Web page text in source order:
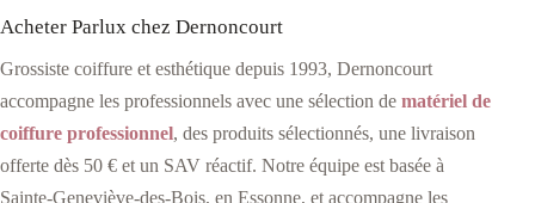
Acheter Parlux chez Dernoncourt
Grossiste coiffure et esthétique depuis 1993, Dernoncourt
accompagne les professionnels avec une sélection de matériel de
coiffure professionnel, des produits sélectionnés, une livraison
offerte dès 50 € et un SAV réactif. Notre équipe est basée à
Sainte-Geneviève-des-Bois, en Essonne, et accompagne les